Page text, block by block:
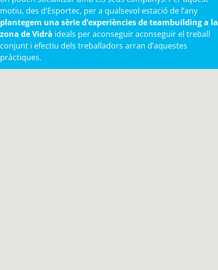
motiu, des d’Esportec, per a qualsevol estació de l’any
plantegem una sèrie d’experiències de teambuilding a la
zona de Vidrà ideals per aconseguir aconseguir el treball
conjunt i efectiu dels treballadors arran d’aquestes
pràctiques.